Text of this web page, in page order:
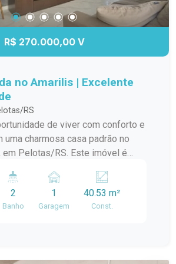
R$ 270.000,00 V
no Amarilis | Excelente
RS
de viver com conforto e
uma charmosa casa padrão no
em Pelotas/RS. Este imóvel é
uma ótima circulação
A sala de estar é perfeita
2
Banho
1
Garagem
40.53 m²
Const.